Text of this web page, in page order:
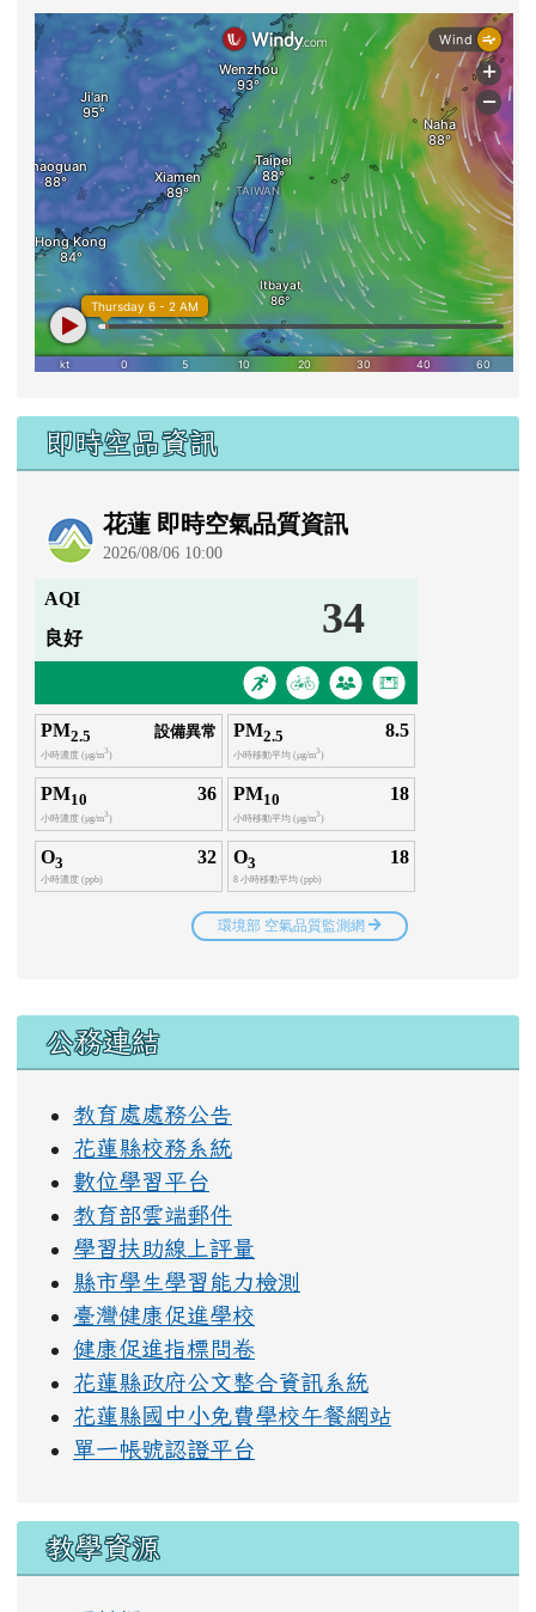
即時空品資訊
右邊區域內容
公務連結
教育處處務公告
花蓮縣校務系統
數位學習平台
教育部雲端郵件
學習扶助線上評量
縣市學生學習能力檢測
臺灣健康促進學校
健康促進指標問卷
花蓮縣政府公文整合資訊系統
花蓮縣國中小免費學校午餐網站
單一帳號認證平台
教學資源